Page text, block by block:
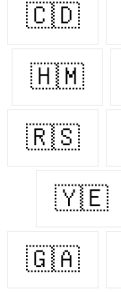
🇨🇩
🇭🇲
🇷🇸
🇾🇪
🇬🇦